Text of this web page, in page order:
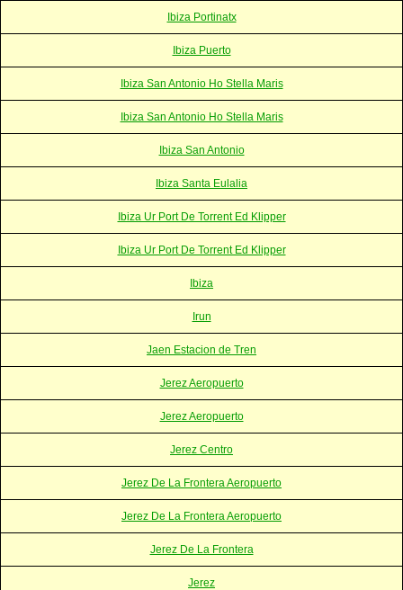
Ibiza Portinatx
Ibiza Puerto
Ibiza San Antonio Ho Stella Maris
Ibiza San Antonio Ho Stella Maris
Ibiza San Antonio
Ibiza Santa Eulalia
Ibiza Ur Port De Torrent Ed Klipper
Ibiza Ur Port De Torrent Ed Klipper
Ibiza
Irun
Jaen Estacion de Tren
Jerez Aeropuerto
Jerez Aeropuerto
Jerez Centro
Jerez De La Frontera Aeropuerto
Jerez De La Frontera Aeropuerto
Jerez De La Frontera
Jerez